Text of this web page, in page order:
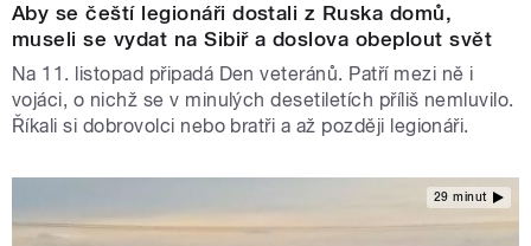
Aby se čeští legionáři dostali z Ruska domů,
museli se vydat na Sibiř a doslova obeplout svět
Na 11. listopad připadá Den veteránů. Patří mezi ně i
vojáci, o nichž se v minulých desetiletích příliš nemluvilo.
Říkali si dobrovolci nebo bratři a až později legionáři.
29 minut